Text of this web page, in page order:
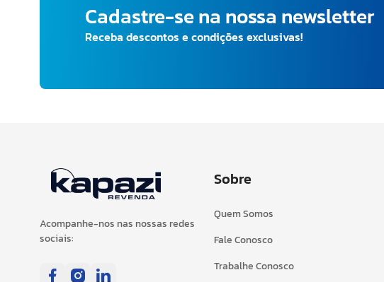
Cadastre-se na nossa newsletter
Receba descontos e condições exclusivas!
Acompanhe-nos nas nossas redes
sociais:
Sobre
Quem Somos
Fale Conosco
Trabalhe Conosco